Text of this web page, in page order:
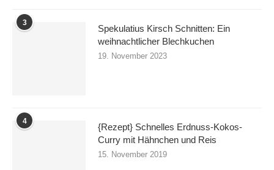
3
Spekulatius Kirsch Schnitten: Ein
weihnachtlicher Blechkuchen
19. November 2023
4
{Rezept} Schnelles Erdnuss-Kokos-
Curry mit Hähnchen und Reis
15. November 2019